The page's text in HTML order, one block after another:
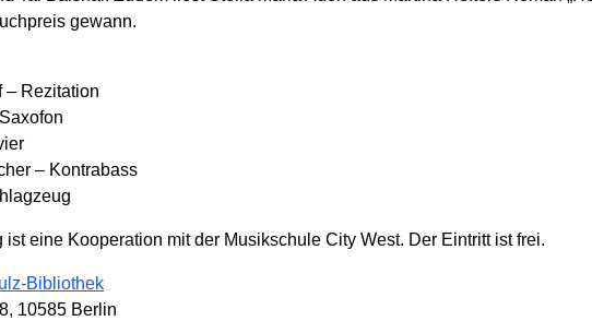
gewann.
– Rezitation
– Kontrabass
ist eine Kooperation mit der Musikschule City West. Der Eintritt ist frei.
Bibliothek
10585 Berlin